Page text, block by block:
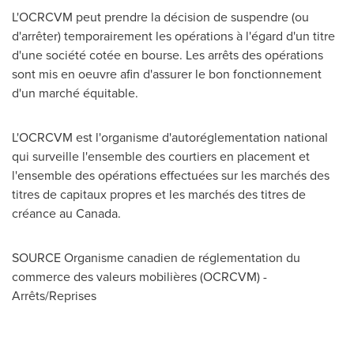
L'OCRCVM peut prendre la décision de suspendre (ou
d'arrêter) temporairement les opérations à l'égard d'un titre
d'une société cotée en bourse. Les arrêts des opérations
sont mis en oeuvre afin d'assurer le bon fonctionnement
d'un marché équitable.
L'OCRCVM est l'organisme d'autoréglementation national
qui surveille l'ensemble des courtiers en placement et
l'ensemble des opérations effectuées sur les marchés des
titres de capitaux propres et les marchés des titres de
créance au Canada.
SOURCE Organisme canadien de réglementation du
commerce des valeurs mobilières (OCRCVM) -
Arrêts/Reprises